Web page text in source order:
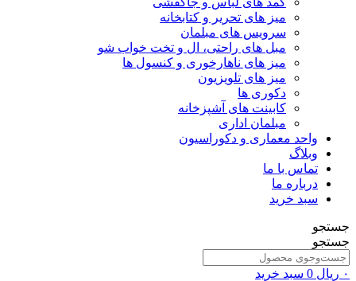
میز های تحریر و کتابخانه
سرویس های مبلمان
مبل های راحتی، ال و تخت خواب شو
میز های ناهارخوری و کنسول ها
میز های تلویزیون
دکوری ها
کابینت های آشپزخانه
مبلمان اداری
واحد معماری و دکوراسیون
وبلاگ
تماس با ما
درباره ما
سبد خرید
جستجو
جستجو
۰ ریال 0 سبد خرید